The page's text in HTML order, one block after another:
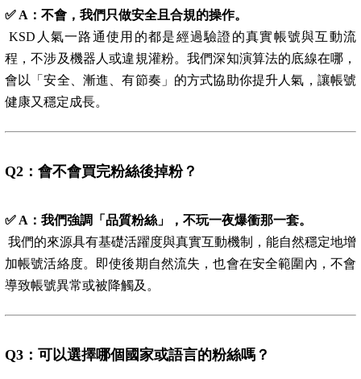
✅ A ：不會，我們只做安全且合規的操作。
KSD人氣一路通使用的都是經過驗證的真實帳號與互動流
程，不涉及機器人或違規灌粉。我們深知演算法的底線在哪，
會以「安全、漸進、有節奏」的方式協助你提升人氣，讓帳號
健康又穩定成長。
Q2 ：會不會買完粉絲後掉粉？
✅ A ：我們強調「品質粉絲」，不玩一夜爆衝那一套。
我們的來源具有基礎活躍度與真實互動機制，能自然穩定地增
加帳號活絡度。即使後期自然流失，也會在安全範圍內，不會
導致帳號異常或被降觸及。
Q3 ：可以選擇哪個國家或語言的粉絲嗎？